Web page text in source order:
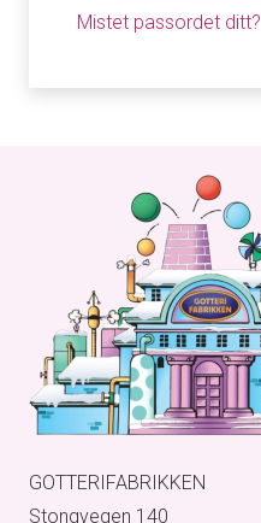
Mistet passordet ditt?
GOTTERIFABRIKKEN
Stongvegen 140